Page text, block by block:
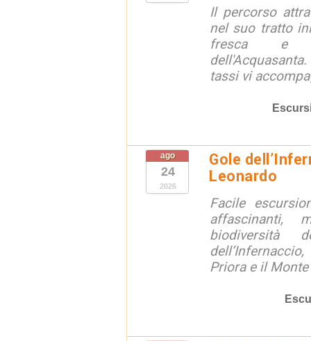
Il percorso
nel suo tratto
fresca e
tassi vi
ago
24
2026
Gole
Leonardo
Facile
affascinanti,
biodiversità
Priora e il